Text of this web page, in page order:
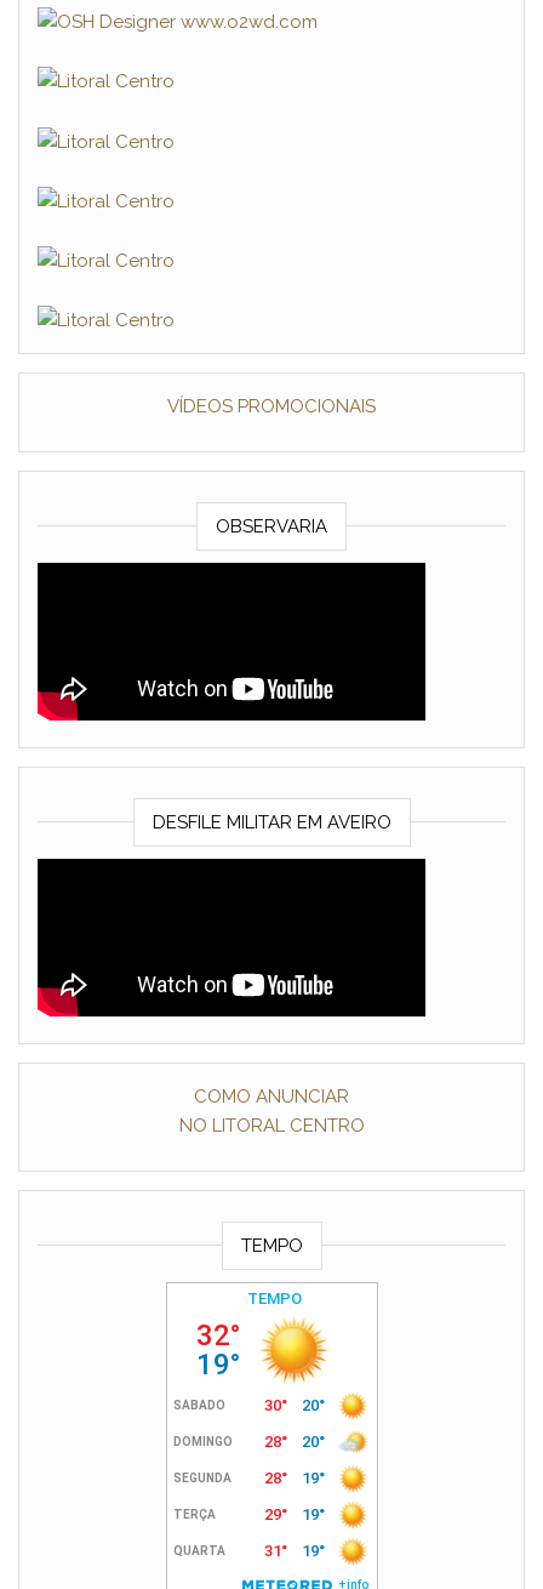
VÍDEOS PROMOCIONAIS
OBSERVARIA
DESFILE MILITAR EM AVEIRO
COMO ANUNCIAR
NO LITORAL CENTRO
TEMPO